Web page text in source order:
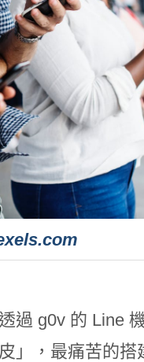
過 g0v 的 Line
」，最痛苦的搭